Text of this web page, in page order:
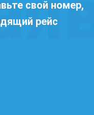
свой номер,
рейс